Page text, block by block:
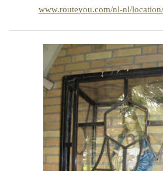
www.routeyou.com/nl-nl/